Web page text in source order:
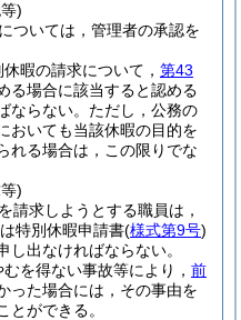
)
ついては，管理者の承認を
暇の請求について， 第43
る場合に該当すると認める
ならない。 ただし，公務の
おいても当該休暇の目的を
れる場合は，この限りでな
)
請求しようとする職員は，
特別休暇申請書(様式第9号)
し出なければならない。
を得ない事故等により， 前
った場合には，その事由を
とができる。